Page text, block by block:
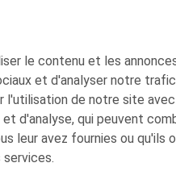
le contenu et les
et d'analyser notre
l'utilisation de notre site
d'analyse, qui peuvent
leur avez fournies ou qu'ils
Deconinck
Associate